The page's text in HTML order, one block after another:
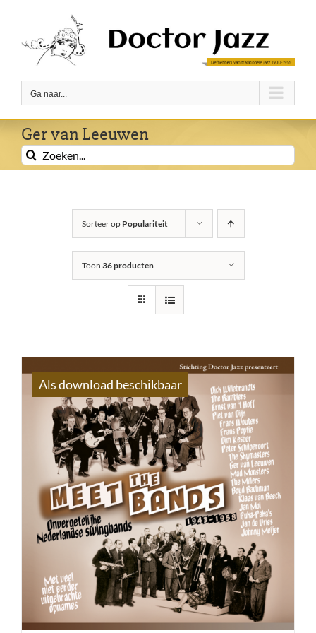
inhoud
Ga naar...
Ger van Leeuwen
Zoeken
naar:
Sorteer op Populariteit
Toon 36 producten
Als download beschikbaar